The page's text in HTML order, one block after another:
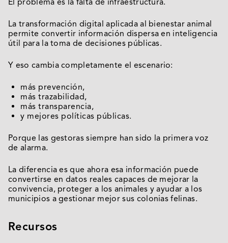
El problema es la falta de infraestructura.
La transformación digital aplicada al bienestar animal
permite convertir información dispersa en inteligencia
útil para la toma de decisiones públicas.
Y eso cambia completamente el escenario:
más prevención,
más trazabilidad,
más transparencia,
y mejores políticas públicas.
Porque las gestoras siempre han sido la primera voz
de alarma.
La diferencia es que ahora esa información puede
convertirse en datos reales capaces de mejorar la
convivencia, proteger a los animales y ayudar a los
municipios a gestionar mejor sus colonias felinas.
Recursos